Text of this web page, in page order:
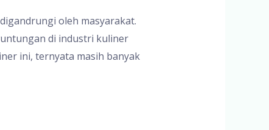
oleh masyarakat.
di industri kuliner
ini, ternyata masih banyak